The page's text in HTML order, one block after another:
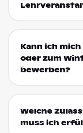
Kann ich
oder zum
bewerben?
Welche
muss ich